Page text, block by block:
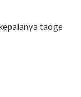
taoge